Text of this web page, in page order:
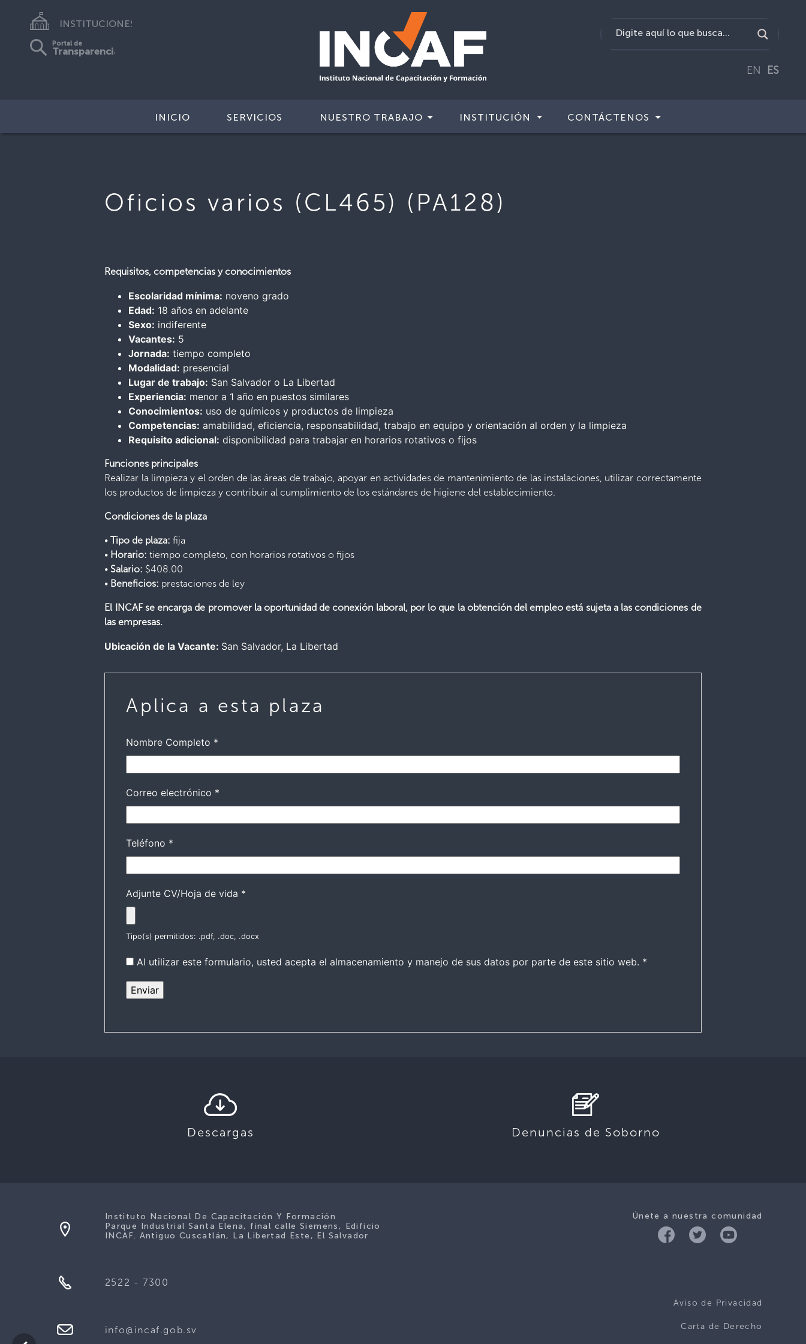
INSTITUCIONES
Portal de
Transparencia
EN ES
INICIO SERVICIOS NUESTRO TRABAJO INSTITUCIÓN CONTÁCTENOS
Oficios varios (CL465) (PA128)
Requisitos, competencias y conocimientos
Escolaridad mínima: noveno grado
Edad: 18 años en adelante
Sexo: indiferente
Vacantes: 5
Jornada: tiempo completo
Modalidad: presencial
Lugar de trabajo: San Salvador o La Libertad
Experiencia: menor a 1 año en puestos similares
Conocimientos: uso de químicos y productos de limpieza
Competencias: amabilidad, eficiencia, responsabilidad, trabajo en equipo y orientación al orden y la limpieza
Requisito adicional: disponibilidad para trabajar en horarios rotativos o fijos
Funciones principales
Realizar la limpieza y el orden de las áreas de trabajo, apoyar en actividades de mantenimiento de las instalaciones, utilizar correctamente
los productos de limpieza y contribuir al cumplimiento de los estándares de higiene del establecimiento.
Condiciones de la plaza
•Tipo de plaza: fija
• Horario: tiempo completo, con horarios rotativos o fijos
• Salario: $408.00
• Beneficios: prestaciones de ley
El INCAF se encarga de promover la oportunidad de conexión laboral, por lo que la obtención del empleo está sujeta a las condiciones de
las empresas.
Ubicación de la Vacante: San Salvador La Libertad
Aplica a esta plaza
Nombre Completo *
Correo electrónico *
Teléfono *
Adjunte CV/Hoja de vida *
Tipo(s) permitidos: .pdf, .doc, .docx
Al utilizar este formulario, usted acepta el almacenamiento y manejo de sus datos por parte de este sitio web. *
Descargas Denuncias de Soborno
Únete a nuestra comunidad
Aviso de Privacidad
Carta de Derecho
Instituto Nacional De Capacitación Y Formación
Parque Industrial Santa Elena, final calle Siemens, Edificio
INCAF. Antiguo Cuscatlán, La Libertad Este, El Salvador
2522 - 7300
info@incaf.gob.sv